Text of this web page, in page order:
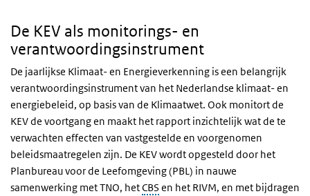
De KEV als monitorings- en
verantwoordingsinstrument
De jaarlijkse Klimaat- en Energieverkenning is een belangrijk
verantwoordingsinstrument van het Nederlandse klimaat- en
energiebeleid, op basis van de Klimaatwet. Ook monitort de
KEV de voortgang en maakt het rapport inzichtelijk wat de te
verwachten effecten van vastgestelde en voorgenomen
beleidsmaatregelen zijn. De KEV wordt opgesteld door het
Planbureau voor de Leefomgeving (PBL) in nauwe
samenwerking met TNO, hetCBS en het RIVM, en met bijdragen